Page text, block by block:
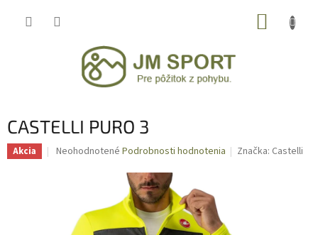
CASTELLI PURO 3
Akcia
Priemerné
Neohodnotené Podrobnosti hodnotenia Značka: Castelli